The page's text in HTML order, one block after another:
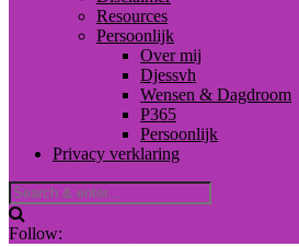
Resources
Persoonlijk
Over mij
Djessvh
Wensen & Dagdroom
P365
Persoonlijk
Privacy verklaring
Follow: